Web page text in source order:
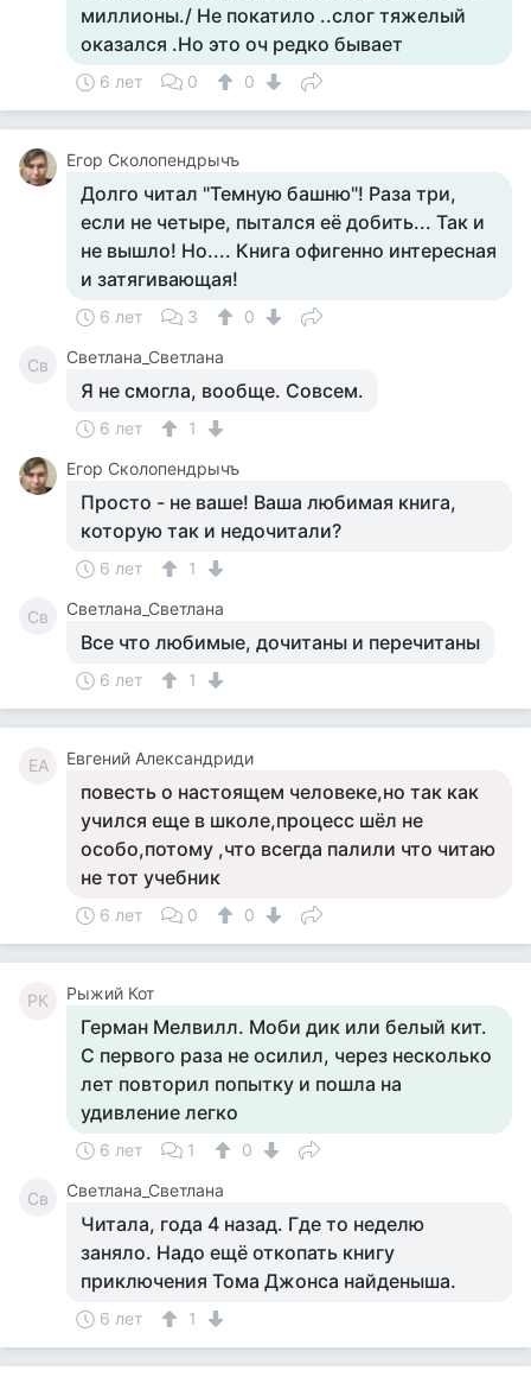
миллионы./ Не покатило ..слог тяжелый
оказался .Но это оч редко бывает
6 лет 0 0
Егор Сколопендрычъ
Долго читал "Темную башню"! Раза три,
если не четыре, пытался её добить... Так и
не вышло! Но.... Книга офигенно интересная
и затягивающая!
6 лет 3 0
Св Светлана_Светлана
Я не смогла, вообще. Совсем.
6 лет
1
Егор Сколопендрычъ
Просто - не ваше! Ваша любимая книга,
которую так и недочитали?
6 лет 1
Св Светлана_Светлана
Все что любимые, дочитаны и перечитаны
6 лет 1
ЕА Евгений Александриди
повесть о настоящем человеке,но так как
учился еще в школе,процесс шёл не
особо,потому ,что всегда палили что читаю
не тот учебник
6 лет 0 0
РК Рыжий Кот
Герман Мелвилл. Моби дик или белый кит.
С первого раза не осилил, через несколько
лет повторил попытку и пошла на
удивление легко
6 лет 1 0
Св Светлана_Светлана
Читала, года 4 назад. Где то неделю
заняло. Надо ещё откопать книгу
приключения Тома Джонса найденыша.
6 лет 1